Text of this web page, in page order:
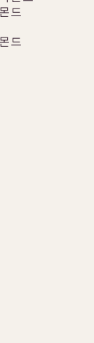
드
드